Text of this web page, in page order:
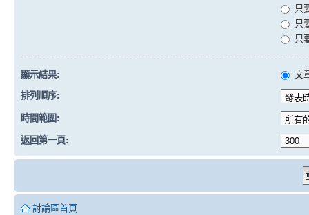
只
只
只
顯示結果:
文
排列順序:
時間範圍:
返回第一頁:
討論區首頁